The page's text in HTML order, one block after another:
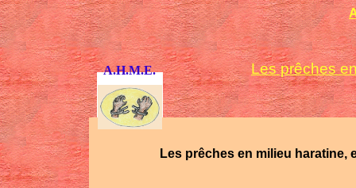
A.H.M.E. Les prêches
Les prêches en milieu haratine,